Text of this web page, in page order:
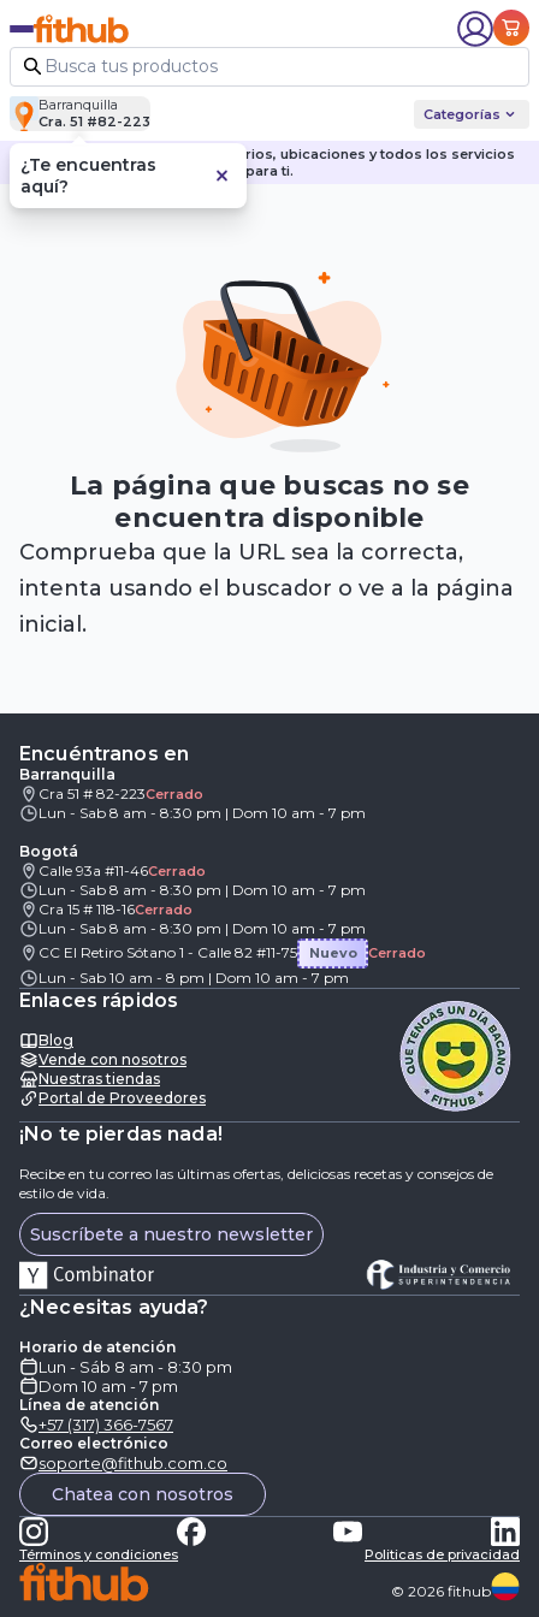
Barranquilla
Cra. 51 #82-223
Categorías
Descubre nuestras sedes, horarios, ubicaciones y todos los servicios
para ti.
La página que buscas no se
encuentra disponible
Comprueba que la URL sea la correcta,
intenta usando el buscador o ve a la página
inicial.
Encuéntranos en
Barranquilla
Cra 51 # 82-223Cerrado
Lun - Sab 8 am - 8:30 pm | Dom 10 am - 7 pm
Bogotá
Calle 93a #11-46Cerrado
Lun - Sab 8 am - 8:30 pm | Dom 10 am - 7 pm
Cra 15 # 118-16Cerrado
Lun - Sab 8 am - 8:30 pm | Dom 10 am - 7 pm
CC El Retiro Sótano 1 - Calle 82 #11-75
Nuevo Cerrado
Lun - Sab 10 am - 8 pm | Dom 10 am - 7 pm
Enlaces rápidos
Blog
Vende con nosotros
Nuestras tiendas
Portal de Proveedores
¡No te pierdas nada!
Recibe en tu correo las últimas ofertas, deliciosas recetas y consejos de
estilo de vida.
Suscríbete a nuestro newsletter
¿Necesitas ayuda?
Horario de atención
Lun - Sáb 8 am - 8:30 pm
Dom 10 am - 7 pm
Línea de atención
+57 (317) 366-7567
Correo electrónico
soporte@fithub.com.co
Chatea con nosotros
Términos y condiciones Politicas de privacidad
© 2026 fithub
¿Te encuentras
aquí?